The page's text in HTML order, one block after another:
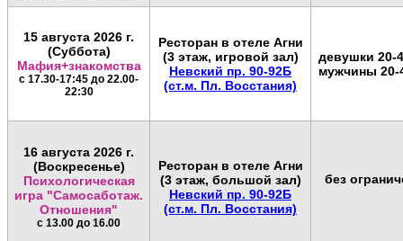
15 августа 2026 г.
(Суббота)
Мафия+знакомства
с 17.30-17:45 до 22.00-
22:30
Ресторан в отеле Агни
(3 этаж, игровой зал)
Невский пр. 90-92Б
(ст.м. Пл. Восстания)
девушки 20-
мужчины 20-
16 августа 2026 г.
(Воскресенье)
Психологическая
игра "Самосаботаж.
Отношения"
с 13.00 до 16.00
Ресторан в отеле Агни
(3 этаж, большой зал)
Невский пр. 90-92Б
(ст.м. Пл. Восстания)
без